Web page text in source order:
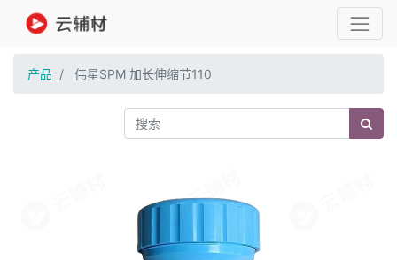
产品 伟星SPM 加长伸缩节110